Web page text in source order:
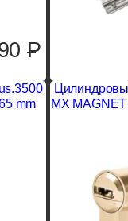
P
mm
MX